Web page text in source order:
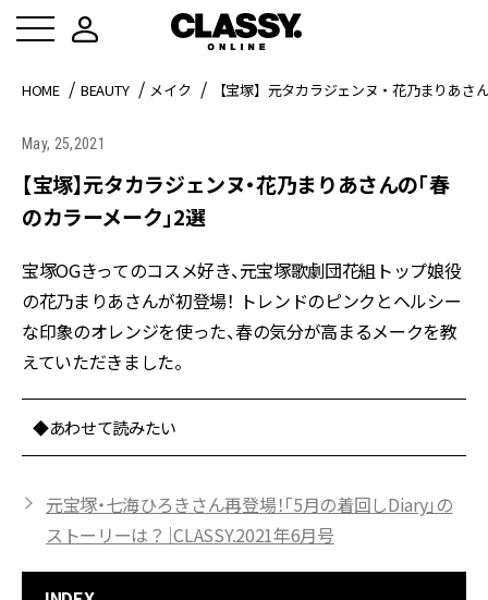
HOME BEAUTY メイク 【宝塚】元タカラジェンヌ・花乃まりあさ
May, 25,2021
【宝塚】元タカラジェンヌ・花乃まりあさんの「春
のカラーメーク」2選
宝塚OGきってのコスメ好き、元宝塚歌劇団花組トップ娘役
の花乃まりあさんが初登場！ トレンドのピンクとヘルシー
な印象のオレンジを使った、春の気分が高まるメークを教
えていただきました。
◆あわせて読みたい
元宝塚・七海ひろきさん再登場！「5月の着回しDiary」の
ストーリーは？｜CLASSY.2021年6月号